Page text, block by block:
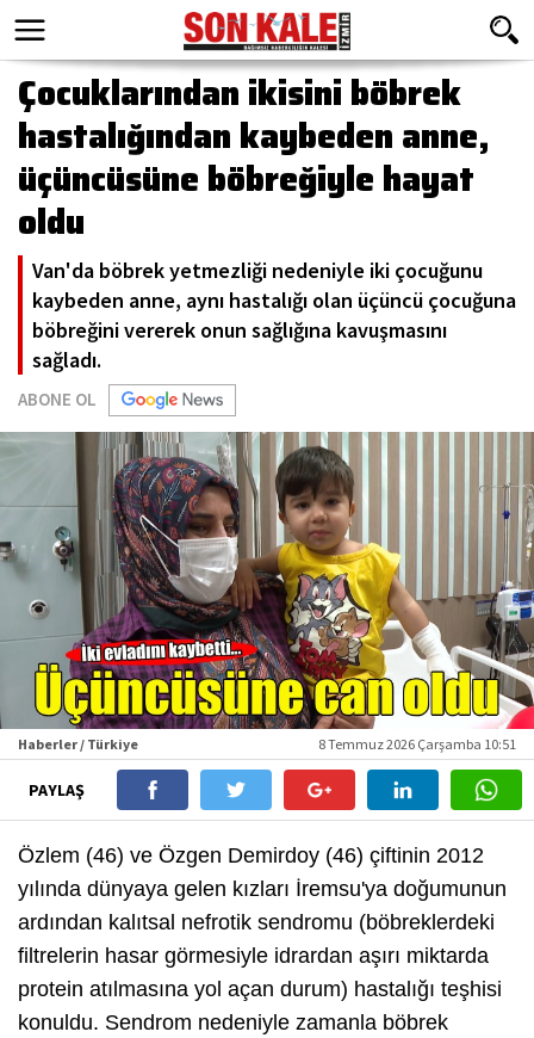
Çocuklarından ikisini böbrek
hastalığından kaybeden anne,
üçüncüsüne böbreğiyle hayat
oldu
Van'da böbrek yetmezliği nedeniyle iki çocuğunu
kaybeden anne, aynı hastalığı olan üçüncü çocuğuna
böbreğini vererek onun sağlığına kavuşmasını
sağladı.
ABONE OL
Haberler / Türkiye 8 Temmuz 2026 Çarşamba 10:51
PAYLAŞ
Özlem (46) ve Özgen Demirdoy (46) çiftinin 2012
yılında dünyaya gelen kızları İremsu'ya doğumunun
ardından kalıtsal nefrotik sendromu (böbreklerdeki
filtrelerin hasar görmesiyle idrardan aşırı miktarda
protein atılmasına yol açan durum) hastalığı teşhisi
konuldu. Sendrom nedeniyle zamanla böbrek